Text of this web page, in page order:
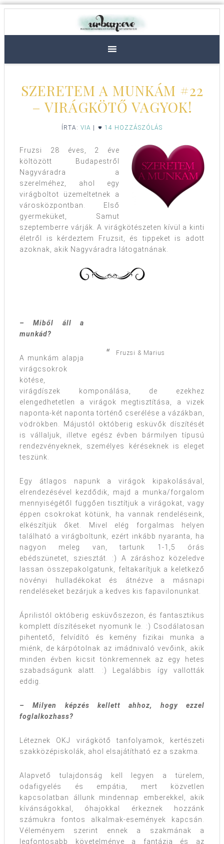
SZERETEM A MUNKÁM #22
– VIRÁGKÖTŐ VAGYOK!
ÍRTA: VIA 14 HOZZÁSZÓLÁS
Fruzsi 28 éves, 2 éve
költözött Budapestről
Nagyváradra a
szerelméhez, ahol egy
virágboltot üzemeltetnek a
városközpontban. Első
gyermeküket, Samut
szeptemberre várják. A virágkötészeten kívül a kinti
életről is kérdeztem Fruzsit, és tippeket is adott
azoknak, akik Nagyváradra látogatnának.
Fruzsi & Marius
– Miből áll a
munkád?
A munkám alapja
virágcsokrok
kötése,
virágdíszek komponálása, de ezekhez
elengedhetetlen a virágok megtisztítása, a vizek
naponta-két naponta történő cserélése a vázákban,
vödrökben. Májustól októberig esküvők díszítését
is vállaljuk, illetve egész évben bármilyen típusú
rendezvényeknek, személyes kéréseknek is eleget
teszünk.
Egy átlagos napunk a virágok kipakolásával,
elrendezésével kezdődik, majd a munka/forgalom
mennyiségétől függően tisztítjuk a virágokat, vagy
éppen csokrokat kötünk, ha vannak rendeléseink,
elkészítjük őket. Mivel elég forgalmas helyen
található a virágboltunk, ezért inkább nyaranta, ha
nagyon meleg van, tartunk 1-1,5 órás
ebédszünetet, sziesztát. :) A záráshoz közeledve
lassan összepakolgatunk, feltakarítjuk a keletkező
növényi hulladékokat és átnézve a másnapi
rendeléseket bezárjuk a kedves kis fapavilonunkat.
Áprilistól októberig esküvőszezon, és fantasztikus
komplett díszítéseket nyomunk le. :) Csodálatosan
pihentető, felvídító és kemény fizikai munka a
miénk, de kárpótolnak az imádnivaló vevőink, akik
minden évben kicsit tönkremennek az egy hetes
szabadságunk alatt. :) Legalábbis így vallották
eddig.
– Milyen képzés kellett ahhoz, hogy ezzel
foglalkozhass?
Léteznek OKJ virágkötő tanfolyamok, kertészeti
szakközépiskolák, ahol elsajátítható ez a szakma.
Alapvető tulajdonság kell legyen a türelem,
odafigyelés és empátia, mert közvetlen
kapcsolatban állunk mindennap emberekkel, akik
kívánságokkal, óhajokkal érkeznek hozzánk
számukra fontos alkalmak-események kapcsán.
Véleményem szerint ennek a szakmának a
legfontosabb követelménye a fantázia és az